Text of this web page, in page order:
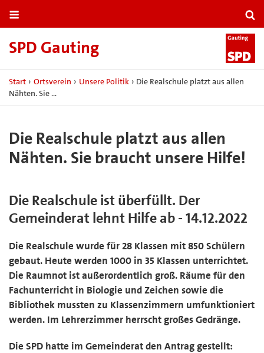
SPD Gauting
Start › Ortsverein › Unsere Politik › Die Realschule platzt aus allen
Nähten. Sie …
Die Realschule platzt aus allen
Nähten. Sie braucht unsere Hilfe!
Die Realschule ist überfüllt. Der
Gemeinderat lehnt Hilfe ab - 14.12.2022
Die Realschule wurde für 28 Klassen mit 850 Schülern
gebaut. Heute werden 1000 in 35 Klassen unterrichtet.
Die Raumnot ist außerordentlich groß. Räume für den
Fachunterricht in Biologie und Zeichen sowie die
Bibliothek mussten zu Klassenzimmern umfunktioniert
werden. Im Lehrerzimmer herrscht großes Gedränge.
Die SPD hatte im Gemeinderat den Antrag gestellt: